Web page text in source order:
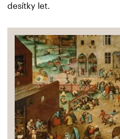
desítky let.